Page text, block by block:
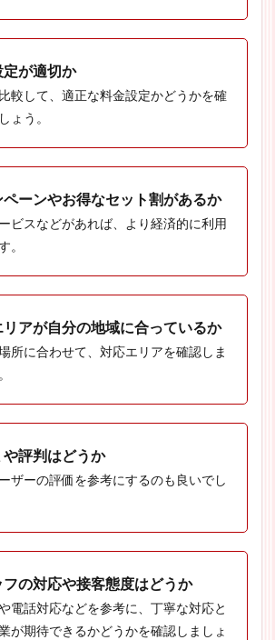
定が適切か
較して、適正な料金設定かどうかを確
ょう。
ペーンやお得なセット割があるか
ビスなどがあれば、より経済的に利用
。
リアが自分の地域に合っているか
所に合わせて、対応エリアを確認しま
や評判はどうか
ザーの評価を参考にするのも良いでし
フの対応や接客態度はどうか
電話対応などを参考に、丁寧な対応と
が期待できるかどうかを確認しましょ